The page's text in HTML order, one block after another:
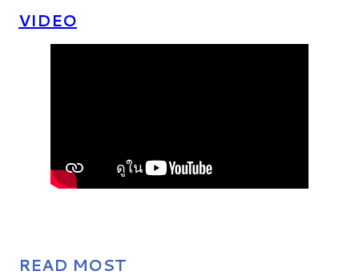
VIDEO
READ MOST